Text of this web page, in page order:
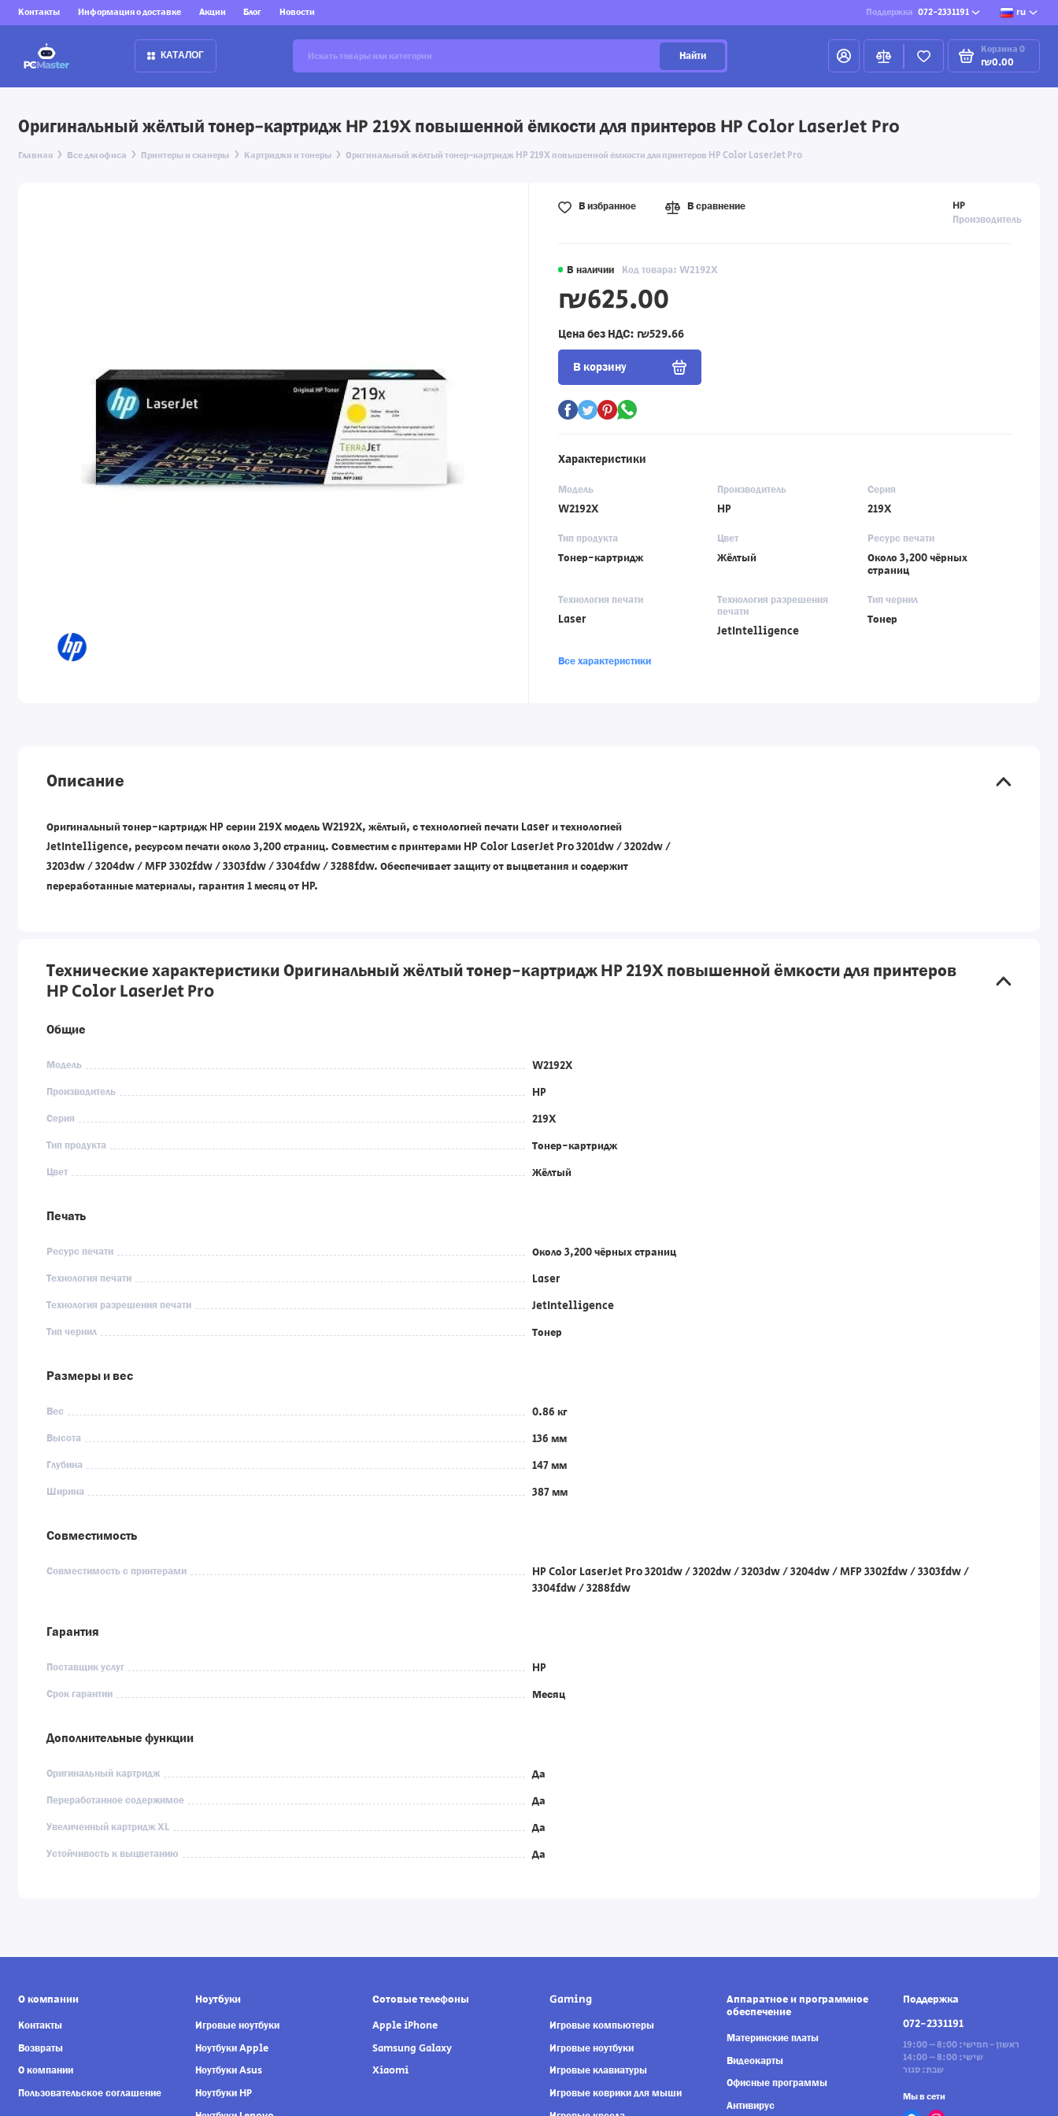
Контакты Информация о доставке Акции Блог Новости Поддержка 072-2331191 ru
КАТАЛОГ Найти Корзина0
₪0.00
Оригинальный жёлтый тонер-картридж HP 219X повышенной ёмкости для принтеров HP Color LaserJet Pro
Главная Все для офиса Принтеры и сканеры Картриджи и тонеры Оригинальный жёлтый тонер-картридж HP 219X повышенной ёмкости для принтеров HP Color LaserJet Pro
В наличии Код товара: W2192X
HP
Производитель
₪625.00
Цена без НДС: ₪529.66
В корзину
В избранное В сравнение
Характеристики
Модель
W2192X
Производитель
HP
Серия
219X
Тип продукта
Тонер-картридж
Цвет
Жёлтый
Ресурс печати
Около 3,200 чёрных
страниц
Технология печати
Laser
Технология разрешения
печати
JetIntelligence
Тип чернил
Тонер
Все характеристики
Описание
Оригинальный тонер-картридж HP серии 219X модель W2192X, жёлтый, с технологией печати Laser и технологией
JetIntelligence, ресурсом печати около 3,200 страниц. Совместим с принтерами HP Color LaserJet Pro 3201dw / 3202dw /
3203dw / 3204dw / MFP 3302fdw / 3303fdw / 3304fdw / 3288fdw. Обеспечивает защиту от выцветания и содержит
переработанные материалы, гарантия 1 месяц от HP.
Технические характеристики Оригинальный жёлтый тонер-картридж HP 219X повышенной ёмкости для принтеров
HP Color LaserJet Pro
Общие
Модель W2192X
Производитель HP
Серия 219X
Тип продукта Тонер-картридж
Цвет Жёлтый
Печать
Ресурс печати Около 3,200 чёрных страниц
Технология печати Laser
Технология разрешения печати JetIntelligence
Тип чернил Тонер
Размеры и вес
Вес 0.86 кг
Высота 136 мм
Глубина 147 мм
Ширина 387 мм
Совместимость
Совместимость с принтерами
HP Color LaserJet Pro 3201dw / 3202dw / 3203dw / 3204dw / MFP 3302fdw / 3303fdw /
3304fdw / 3288fdw
Гарантия
Поставщик услуг HP
Срок гарантии Месяц
Дополнительные функции
Оригинальный картридж Да
Переработанное содержимое Да
Увеличенный картридж XL Да
Устойчивость к выцветанию Да
О компании
Контакты
Возвраты
О компании
Пользовательское соглашение
Ноутбуки
Игровые ноутбуки
Ноутбуки Apple
Ноутбуки Asus
Ноутбуки HP
Сотовые телефоны
Apple iPhone
Samsung Galaxy
Xiaomi
Gaming
Игровые компьютеры
Игровые ноутбуки
Игровые клавиатуры
Игровые коврики для мыши
Аппаратное и программное
обеспечение
Материнские платы
Видеокарты
Офисные программы
Антивирус
Поддержка
072-2331191
ראשון - חמישי: 8:00 – 19:00
שישי: 8:00 – 14:00
שבת: סגור
Мы в сети